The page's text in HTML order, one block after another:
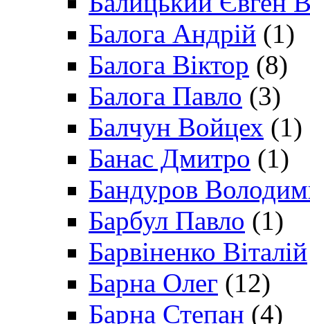
Балога Андрій (1)
Балога Віктор (8)
Балога Павло (3)
Балчун Войцех (1)
Банас Дмитро (1)
Бандуров
Барбул Павло (1)
Барвіненко Віталій
Барна Олег (12)
Барна Степан (4)